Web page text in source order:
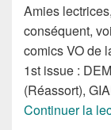
Amies
conséquent,
comics VO de
1st issue :
(Réassort),
Continuer la